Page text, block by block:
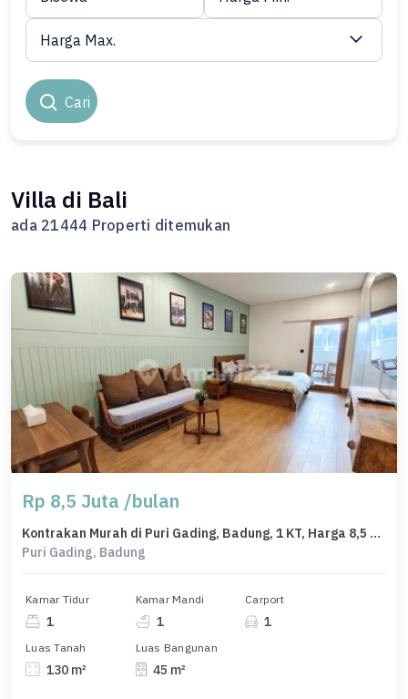
Cari
Harga Max.
Villa di Bali
ada 21444 Properti ditemukan
Rp 8,5 Juta /bulan
Kontrakan Murah di Puri Gading, Badung, 1 KT, Harga 8,5 Juta /bulan
Puri Gading, Badung
Kamar Tidur
1
Kamar Mandi
1
Carport
1
Luas Tanah
130 m²
Luas Bangunan
45 m²